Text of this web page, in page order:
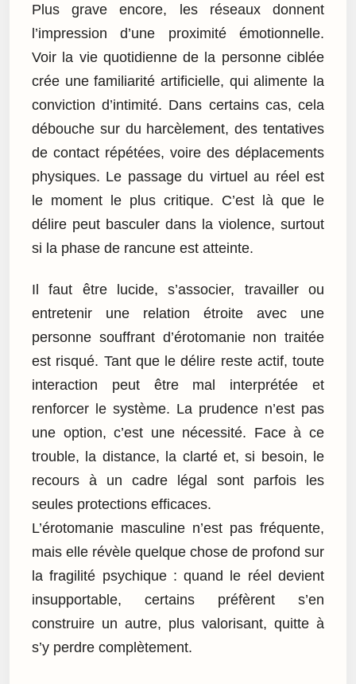
Plus grave encore, les réseaux donnent
l’impression d’une proximité émotionnelle.
Voir la vie quotidienne de la personne ciblée
crée une familiarité artificielle, qui alimente la
conviction d’intimité. Dans certains cas, cela
débouche sur du harcèlement, des tentatives
de contact répétées, voire des déplacements
physiques. Le passage du virtuel au réel est
le moment le plus critique. C’est là que le
délire peut basculer dans la violence, surtout
si la phase de rancune est atteinte.
Il faut être lucide, s’associer, travailler ou
entretenir une relation étroite avec une
personne souffrant d’érotomanie non traitée
est risqué. Tant que le délire reste actif, toute
interaction peut être mal interprétée et
renforcer le système. La prudence n’est pas
une option, c’est une nécessité. Face à ce
trouble, la distance, la clarté et, si besoin, le
recours à un cadre légal sont parfois les
seules protections efficaces.
L’érotomanie masculine n’est pas fréquente,
mais elle révèle quelque chose de profond sur
la fragilité psychique : quand le réel devient
insupportable, certains préfèrent s’en
construire un autre, plus valorisant, quitte à
s’y perdre complètement.